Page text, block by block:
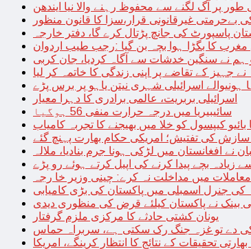
طور پر آگ لگنے سے محفوظ رہنے والا نیا ایندھن
بےحرمتی غیرقانونی قرار،سزا کا قانون منظور
پاسپورٹ کی جانچ پڑتال کرے گا، دفتر خارجہ
کا بگڑا ہوا بچہ بن گیا :رجب طیب اردوان
ہم نے سنگین خدشات سے آگاہ کردیا، جان کربی
اسرائیلی شہری نیتن یاہو پر برس پڑے
اسرائیلی بربریت، عالمی برادری کا دہرا معیار
سائیبیریا میں درجہ حرارت منفی 56 ہوگیا
بائیو کیپسول کو خلا میں بھیجنے کا تجربہ کامیاب
کی تفتیش؛ امریکی حکام بھارت پہنچ گئے
نے افغانستان میں لڑکی ہونا جرم بنادیا، ملالہ
زیادہ بچے پیدا کرنے کی اپیل کرتے ہوئے رو پڑے
معاملات میں مداخلت نہ کرے: چینی وزیر خا رجہ
کی جنرل اسمبلی میں پاکستان کی بڑی کامیابی
بینک نے پاکستان کیلئے قرض کی منظوری دیدی
یونان کشتی حادثے کا مرکزی ملزم گرفتار
دے تو غزہ جنگ رک سکتی ہے، سربراہ حماس
تحقیقات کے نتائج کا انتظار کرینگے، امریکا